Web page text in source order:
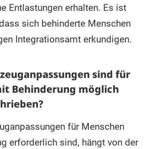
Entlastungen erhalten. Es ist
sich behinderte Menschen
Integrationsamt erkundigen.
sind für
Behinderung möglich
für Menschen
erforderlich sind, hängt von der